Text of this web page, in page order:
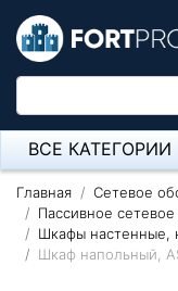
ВСЕ КАТЕГОРИИ
Микрофон
Напольные
Главная
Сетевое
Пассивное
Шкафы настенные,
Шкаф напольный,